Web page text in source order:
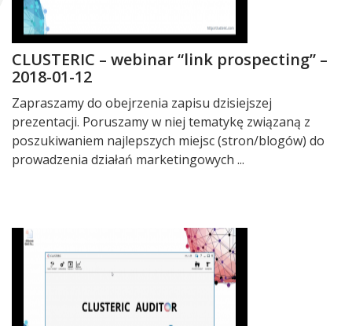
CLUSTERIC – webinar “link prospecting” –
2018-01-12
Zapraszamy do obejrzenia zapisu dzisiejszej
prezentacji. Poruszamy w niej tematykę związaną z
poszukiwaniem najlepszych miejsc (stron/blogów) do
prowadzenia działań marketingowych ...